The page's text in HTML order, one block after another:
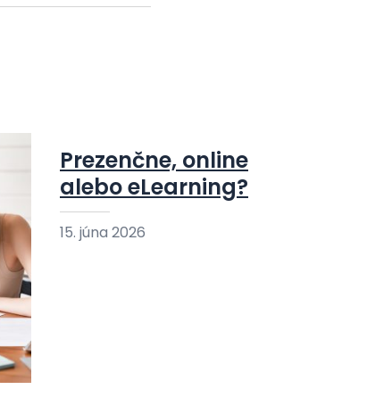
Prezenčne, online
alebo eLearning?
15. júna 2026